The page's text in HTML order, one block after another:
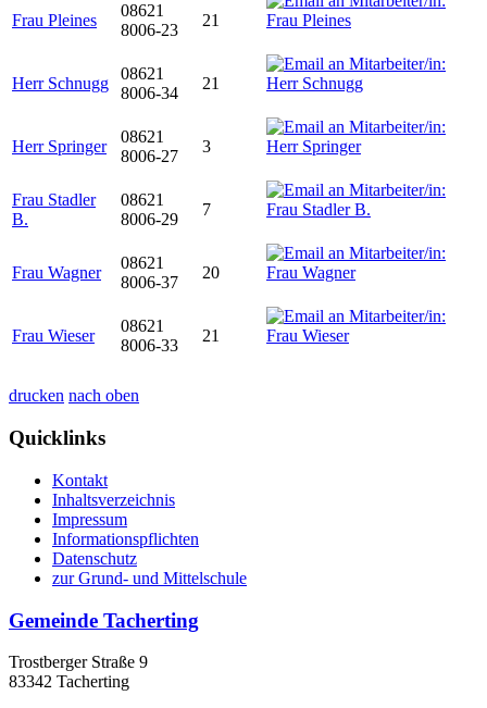
Frau Pleines
08621
8006-23
21
Herr Schnugg
08621
8006-34
21
Herr Springer
08621
8006-27
3
Frau Stadler
B.
08621
8006-29
7
Frau Wagner
08621
8006-37
20
Frau Wieser
08621
8006-33
21
drucken nach oben
Quicklinks
Kontakt
Inhaltsverzeichnis
Impressum
Informationspflichten
Datenschutz
zur Grund- und Mittelschule
Gemeinde Tacherting
Trostberger Straße 9
83342 Tacherting